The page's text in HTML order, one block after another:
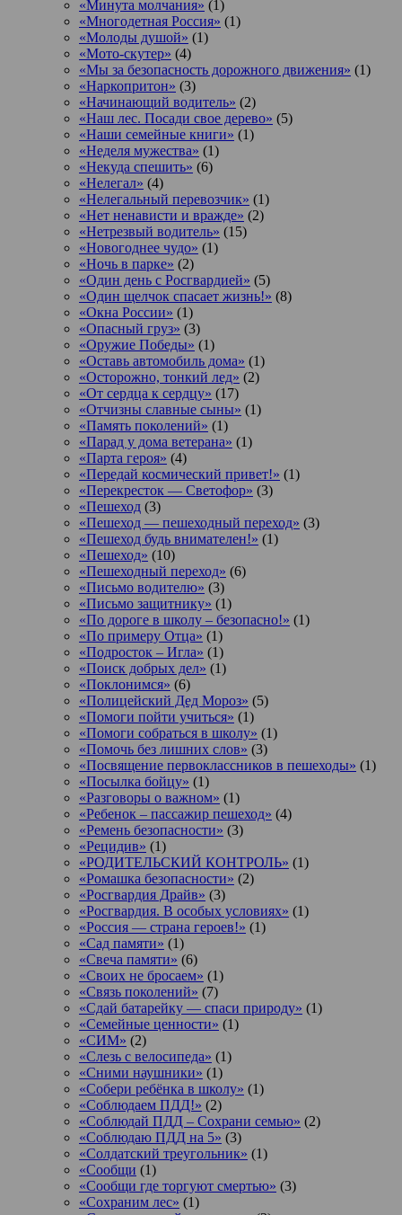
«Минута молчания» (1)
«Многодетная Россия» (1)
«Молоды душой» (1)
«Мото-скутер» (4)
«Мы за безопасность дорожного движения» (1)
«Наркопритон» (3)
«Начинающий водитель» (2)
«Наш лес. Посади свое дерево» (5)
«Наши семейные книги» (1)
«Неделя мужества» (1)
«Некуда спешить» (6)
«Нелегал» (4)
«Нелегальный перевозчик» (1)
«Нет ненависти и вражде» (2)
«Нетрезвый водитель» (15)
«Новогоднее чудо» (1)
«Ночь в парке» (2)
«Один день с Росгвардией» (5)
«Один щелчок спасает жизнь!» (8)
«Окна России» (1)
«Опасный груз» (3)
«Оружие Победы» (1)
«Оставь автомобиль дома» (1)
«Осторожно, тонкий лед» (2)
«От сердца к сердцу» (17)
«Отчизны славные сыны» (1)
«Память поколений» (1)
«Парад у дома ветерана» (1)
«Парта героя» (4)
«Передай космический привет!» (1)
«Перекресток — Светофор» (3)
«Пешеход (3)
«Пешеход — пешеходный переход» (3)
«Пешеход будь внимателен!» (1)
«Пешеход» (10)
«Пешеходный переход» (6)
«Письмо водителю» (3)
«Письмо защитнику» (1)
«По дороге в школу – безопасно!» (1)
«По примеру Отца» (1)
«Подросток ‒ Игла» (1)
«Поиск добрых дел» (1)
«Поклонимся» (6)
«Полицейский Дед Мороз» (5)
«Помоги пойти учиться» (1)
«Помоги собраться в школу» (1)
«Помочь без лишних слов» (3)
«Посвящение первоклассников в пешеходы» (1)
«Посылка бойцу» (1)
«Разговоры о важном» (1)
«Ребенок – пассажир пешеход» (4)
«Ремень безопасности» (3)
«Рецидив» (1)
«РОДИТЕЛЬСКИЙ КОНТРОЛЬ» (1)
«Ромашка безопасности» (2)
«Росгвардия Драйв» (3)
«Росгвардия. В особых условиях» (1)
«Россия — страна героев!» (1)
«Сад памяти» (1)
«Свеча памяти» (6)
«Своих не бросаем» (1)
«Связь поколений» (7)
«Сдай батарейку — спаси природу» (1)
«Семейные ценности» (1)
«СИМ» (2)
«Слезь с велосипеда» (1)
«Сними наушники» (1)
«Собери ребёнка в школу» (1)
«Соблюдаем ПДД!» (2)
«Соблюдай ПДД – Сохрани семью» (2)
«Соблюдаю ПДД на 5» (3)
«Солдатский треугольник» (1)
«Сообщи (1)
«Сообщи где торгуют смертью» (3)
«Сохраним лес» (1)